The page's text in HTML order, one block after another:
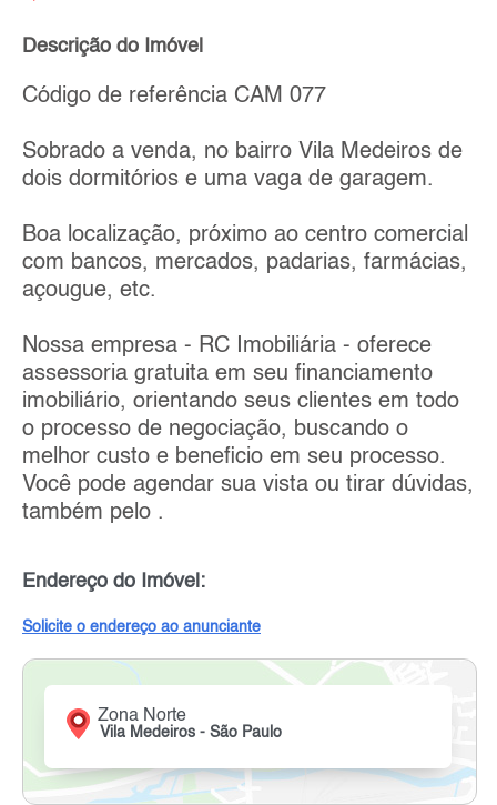
Descrição do Imóvel
Código de referência CAM 077
Sobrado a venda, no bairro Vila Medeiros de
dois dormitórios e uma vaga de garagem.
Boa localização, próximo ao centro comercial
com bancos, mercados, padarias, farmácias,
açougue, etc.
Nossa empresa - RC Imobiliária - oferece
assessoria gratuita em seu financiamento
imobiliário, orientando seus clientes em todo
o processo de negociação, buscando o
melhor custo e beneficio em seu processo.
Você pode agendar sua vista ou tirar dúvidas,
também pelo .
Endereço do Imóvel:
Solicite o endereço ao anunciante
Zona Norte
Vila Medeiros - São Paulo